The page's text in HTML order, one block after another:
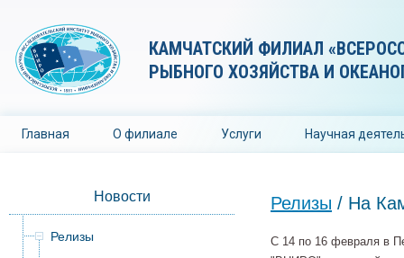
КАМЧАТСКИЙ ФИЛИАЛ
РЫБНОГО ХОЗЯЙСТВА И
Главная О филиале Услуги Научная
Новости
Релизы
Релизы / На
С 14 по 16 февраля в